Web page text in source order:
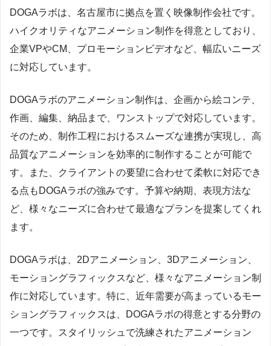
DOGAラボは、名古屋市に拠点を置く映像制作会社です。
ハイクオリティなアニメーション制作を得意としており、
企業VPやCM、プロモーションビデオなど、幅広いニーズ
に対応しています。
DOGAラボのアニメーション制作は、企画から絵コンテ、
作画、編集、納品まで、ワンストップで対応しています。
そのため、制作工程におけるスムーズな連携が実現し、高
品質なアニメーションを効率的に制作することが可能で
す。また、クライアントの要望に合わせて柔軟に対応でき
る点もDOGAラボの強みです。予算や納期、表現方法な
ど、様々なニーズに合わせて最適なプランを提案してくれ
ます。
DOGAラボは、2Dアニメーション、3Dアニメーション、
モーショングラフィックスなど、様々なアニメーション制
作に対応しています。特に、近年需要が高まっているモー
ショングラフィックスは、DOGAラボの得意とする分野の
一つです。スタイリッシュで洗練されたアニメーション